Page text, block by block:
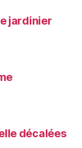
jardinier
décalées